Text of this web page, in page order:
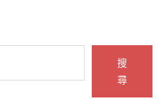
搜
尋